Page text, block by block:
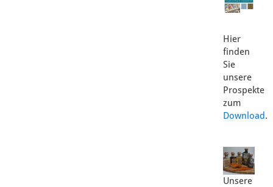
Hier
finden
Sie
unsere
Prospekte
zum
Download.
Unsere